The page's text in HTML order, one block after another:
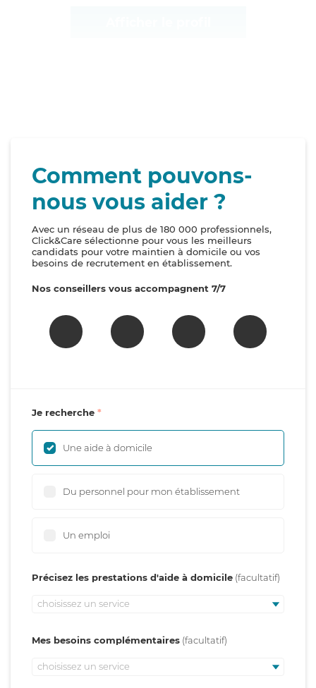
Comment pouvons-
nous vous aider ?
Avec un réseau de plus de 180 000 professionnels,
Click&Care sélectionne pour vous les meilleurs
candidats pour votre maintien à domicile ou vos
besoins de recrutement en établissement.
Nos conseillers vous accompagnent 7/7
Je recherche
Une aide à domicile
Du personnel pour mon établissement
Un emploi
Précisez les prestations d'aide à domicile
choisissez un service
Mes besoins complémentaires
choisissez un service